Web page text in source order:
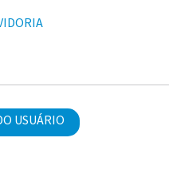
USUÁRIO